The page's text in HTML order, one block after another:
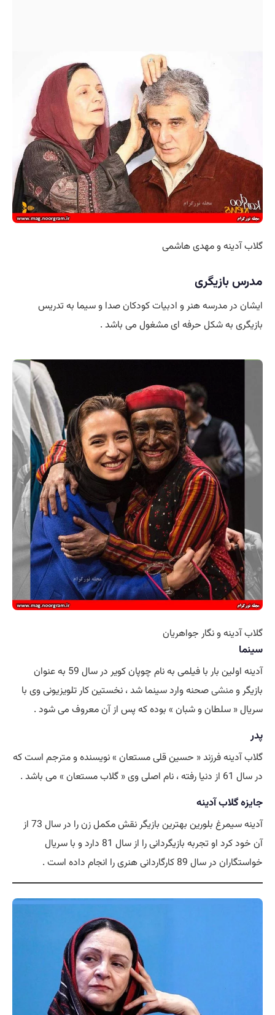
گلاب آدینه و مهدی هاشمی
مدرس بازیگری
ایشان در مدرسه هنر و ادبیات کودکان صدا و سیما به تدریس
بازیگری به شکل حرفه ای مشغول می باشد .
گلاب آدینه و نگار جواهریان
سینما
آدینه اولین بار با فیلمی به نام چوپان کویر در سال 59 به عنوان
بازیگر ومنشیصحنه وارد سینما شد ، نخستین کار تلویزیونی وی با
سریال « سلطان و شبان » بوده که پس از آن معروف می شود .
پدر
گلاب آدینه فرزند « حسین قلی مستعان » نویسنده و مترجم است که
در سال 61 از دنیا رفته ، نام اصلی وی « گلاب مستعان » می باشد .
جایزه گلاب آدینه
آدینه سیمرغ بلورین بهترین بازیگر نقش مکمل زن را در سال 73 از
آن خود کرد او تجربه بازیگردانی را از سال 81 دارد و با سریال
خواستگاران در سال 89 کارگاردانی هنری را انجام داده است .